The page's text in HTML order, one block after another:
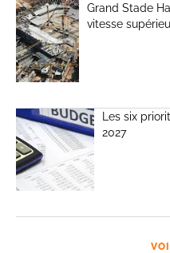
Grand Stade
vitesse
Les six
2027